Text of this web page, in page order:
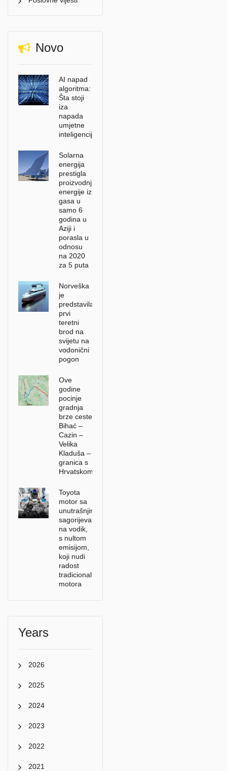
Novo
AI napad
algoritma:
Šta stoji
iza
napada
umjetne
inteligencije?
Solarna
energija
prestigla
proizvodnju
energije iz
gasa u
samo 6
godina u
Aziji i
porasla u
odnosu
na 2020
za 5 puta
Norveška
je
predstavila
prvi
teretni
brod na
svijetu na
vodonični
pogon
Ove
godine
pocinje
gradnja
brze ceste
Bihać –
Cazin –
Velika
Kladuša –
granica s
Hrvatskom
Toyota
motor sa
unutrašnjim
sagorijevanjem
na vodik,
s nultom
emisijom,
koji nudi
radost
tradicionalnih
motora
Years
2026
2025
2024
2023
2022
2021